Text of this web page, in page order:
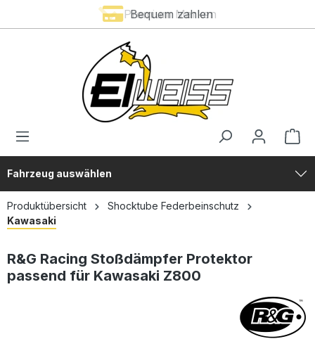
Premium Marken
Bequem zahlen
Fahrzeug auswählen
Produktübersicht
Shocktube Federbeinschutz
Kawasaki
R&G Racing Stoßdämpfer Protektor
passend für Kawasaki Z800